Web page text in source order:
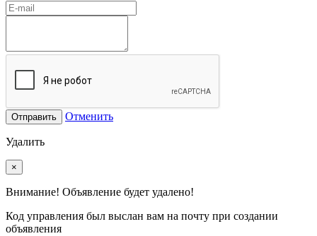
Отправить Отменить
Удалить
×
Внимание! Объявление будет удалено!
Код управления был выслан вам на почту при создании
объявления